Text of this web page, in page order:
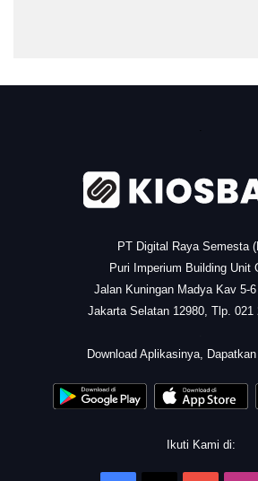
PT Digital Raya Semesta
Puri Imperium Building Unit
Jalan Kuningan Madya Kav 5-
Jakarta Selatan 12980, Tlp. 021
Download Aplikasinya,
Ikuti Kami di: